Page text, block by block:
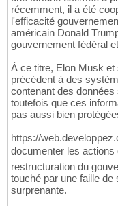
récemment, il a été
l'efficacité
américain Donald
gouvernement fédéral
À ce titre, Elon Musk
précédent à des
contenant des
toutefois que ces
pas aussi bien
https://
documenter les actions
restructuration du
touché par une faille
surprenante.